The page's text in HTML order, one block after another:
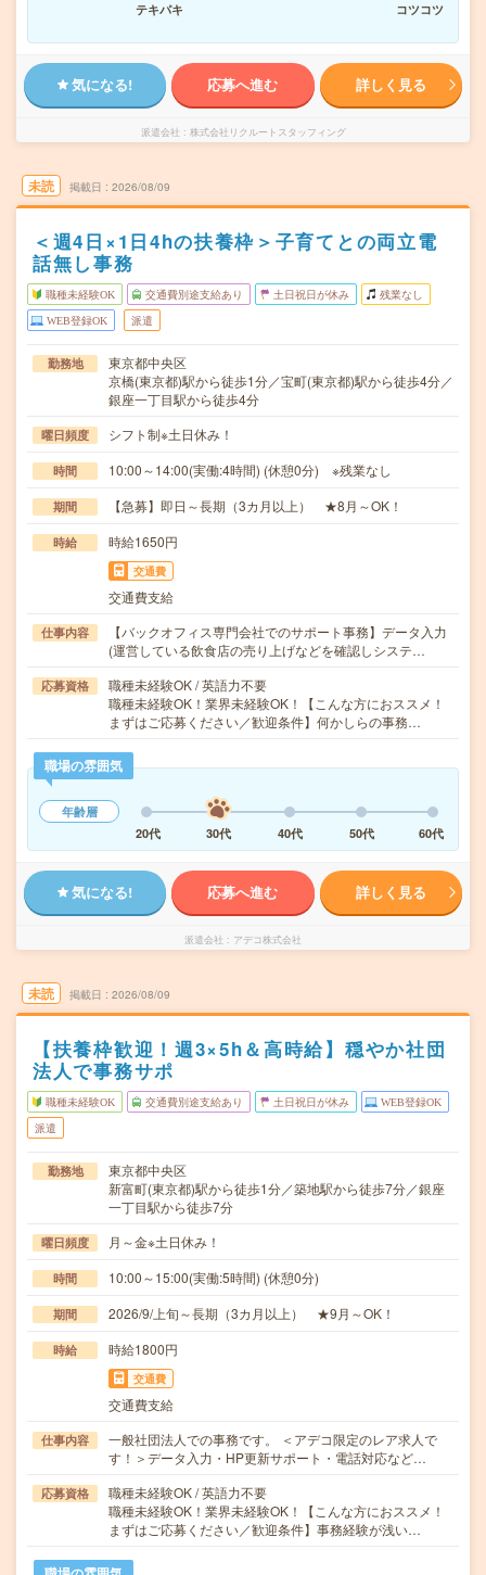
テキパキ
コツコツ
気になる! 応募へ進む 詳しく見る
派遣会社 株式会社リクルートスタッフィング
未読 掲載日 2026/08/09
＜週4日×1日4hの扶養枠＞子育てとの両立電
話無し事務
職種未経験OK 交通費別途支給あり 土日祝日が休み 残業なし
WEB登録OK 派遣
勤務地
東京都中央区
京橋(東京都)駅から徒歩1分／宝町(東京都)駅から徒歩4分／
銀座一丁目駅から徒歩4分
曜日頻度 シフト制※土日休み！
時間 10:00～14:00(実働:4時間) (休憩0分) ※残業なし
期間 【急募】即日～長期（3カ月以上） ★8月～OK！
時給 時給1650円
交通費
交通費支給
仕事内容
【バックオフィス専門会社でのサポート事務】データ入力
(運営している飲食店の売り上げなどを確認しシステ…
応募資格
職種未経験OK / 英語力不要
職種未経験OK！業界未経験OK！【こんな方におススメ！
まずはご応募ください／歓迎条件】何かしらの事務…
職場の雰囲気
年齢層
20代
30代 40代 50代 60代
気になる! 応募へ進む 詳しく見る
派遣会社 アデコ株式会社
未読 掲載日 2026/08/09
【扶養枠歓迎！週3×5h＆高時給】穏やか社団
法人で事務サポ
職種未経験OK 交通費別途支給あり 土日祝日が休み WEB登録OK
派遣
勤務地
東京都中央区
新富町(東京都)駅から徒歩1分／築地駅から徒歩7分／銀座
一丁目駅から徒歩7分
曜日頻度 月～金※土日休み！
時間 10:00～15:00(実働:5時間) (休憩0分)
期間 2026/9/上旬～長期（3カ月以上） ★9月～OK！
時給 時給1800円
交通費
交通費支給
仕事内容
一般社団法人での事務です。 ＜アデコ限定のレア求人で
す！＞データ入力・HP更新サポート・電話対応など…
応募資格
職種未経験OK / 英語力不要
職種未経験OK！業界未経験OK！【こんな方におススメ！
まずはご応募ください／歓迎条件】事務経験が浅い…